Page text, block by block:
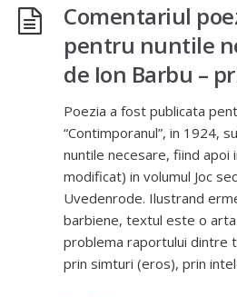
Comentariul
pentru nuntile
de Ion Barbu –
Poezia a fost publicata
“Contimporanul”, in 1924,
nuntile necesare, fiind apoi
modificat) in volumul Joc
Uvedenrode. Ilustrand
barbiene, textul este o
problema raportului dintre
prin simturi (eros), prin